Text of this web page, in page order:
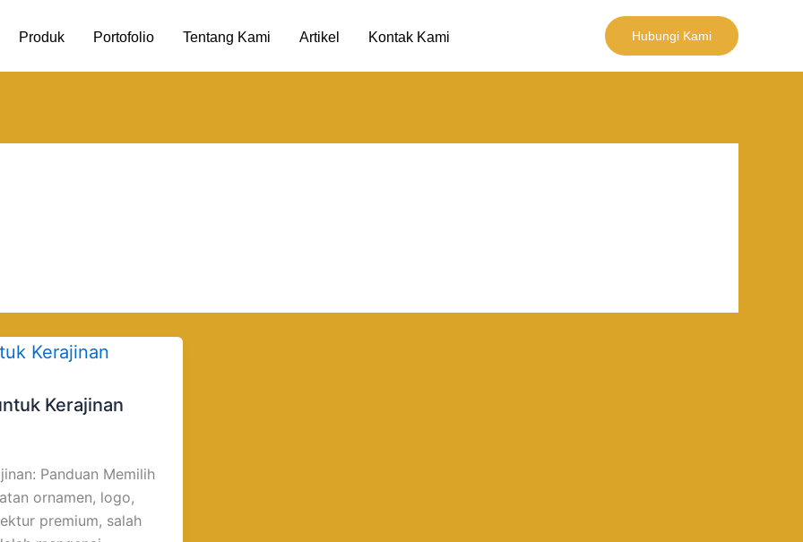
Produk Portofolio Tentang Kami Artikel Kontak Kami Hubungi Kami
Kerajinan
Panduan Memilih
ornamen, logo,
premium, salah